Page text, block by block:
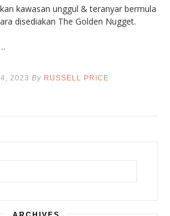
kawasan unggul & teranyar bermula
disediakan The Golden Nugget.
2023 By RUSSELL PRICE